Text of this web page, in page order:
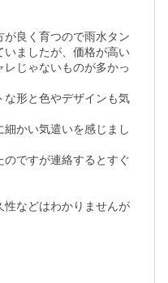
良く育つので雨水タン
いましたが、価格が高い
じゃないものが多かっ
な形と色やデザインも気
細かい気遣いを感じまし
ですが連絡するとすぐ
性などはわかりませんが